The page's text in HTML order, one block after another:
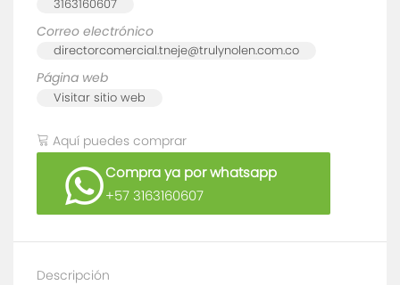
3163160607
Correo electrónico
directorcomercial.tneje@trulynolen.com.co
Página web
Visitar sitio web
Aquí puedes comprar
Compra ya por whatsapp
+57 3163160607
Descripción